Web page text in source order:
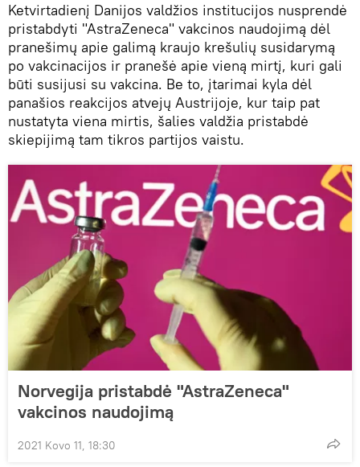
Ketvirtadienį Danijos valdžios institucijos nusprendė
pristabdyti "AstraZeneca" vakcinos naudojimą dėl
pranešimų apie galimą kraujo krešulių susidarymą
po vakcinacijos ir pranešė apie vieną mirtį, kuri gali
būti susijusi su vakcina. Be to, įtarimai kyla dėl
panašios reakcijos atvejų Austrijoje, kur taip pat
nustatyta viena mirtis, šalies valdžia pristabdė
skiepijimą tam tikros partijos vaistu.
Norvegija pristabdė "AstraZeneca"
vakcinos naudojimą
2021 Kovo 11, 18:30